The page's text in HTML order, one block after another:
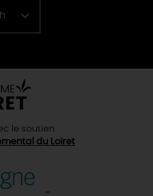
le soutien
du Loiret